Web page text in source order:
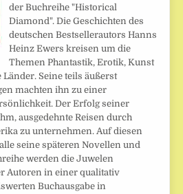
der Buchreihe "Historical
Diamond". Die Geschichten des
deutschen Bestsellerautors Hanns
Heinz Ewers kreisen um die
Themen Phantastik, Erotik, Kunst
Seine teils äußerst
machten ihn zu einer
Der Erfolg seiner
ausgedehnte Reisen durch
zu unternehmen. Auf diesen
seine späteren Novellen und
werden die Juwelen
Autoren in einer qualitativ
Buchausgabe in